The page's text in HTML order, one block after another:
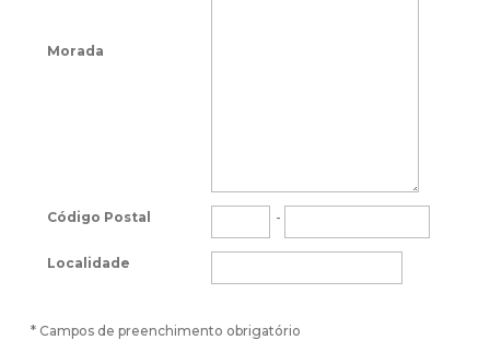
Morada
Código Postal -
Localidade
* Campos de preenchimento obrigatório